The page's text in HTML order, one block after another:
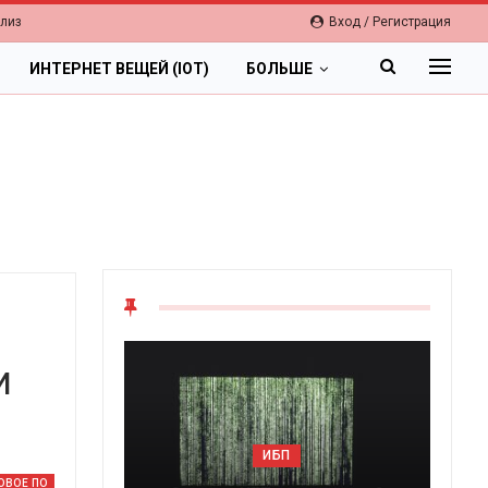
Вход / Регистрация
ИНТЕРНЕТ ВЕЩЕЙ (IOT) БОЛЬШЕ
ПО
ИБП